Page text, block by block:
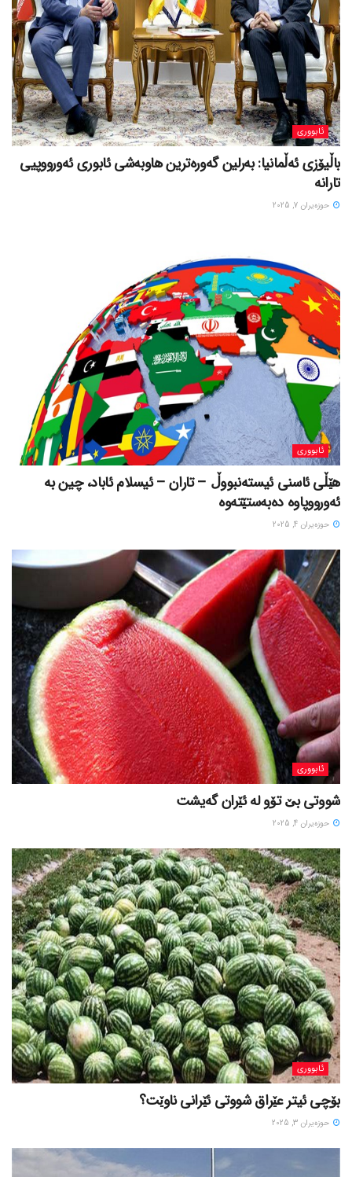
ئابووری
باڵیۆزی ئەڵمانیا: بەرلین گەورەترین هاوبەشی ئابوری ئەورووپیی
تارانە
حوزه‌یران 7, 2025
ئابووری
هێڵی ئاسنی ئیستەنبووڵ – تاران – ئیسلام ئاباد، چین بە
ئەورووپاوە دەبەستێتەوە
حوزه‌یران 4, 2025
ئابووری
شووتی بێ تۆو لە ئێران گەیشت
حوزه‌یران 4, 2025
ئابووری
بۆچی ئیتر عێراق شووتی ئێرانی ناوێت؟
حوزه‌یران 3, 2025